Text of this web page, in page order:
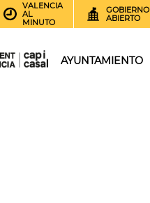
VALENCIA
AL
MINUTO
GOBIERNO
ABIERTO
AYUNTAMIENTO